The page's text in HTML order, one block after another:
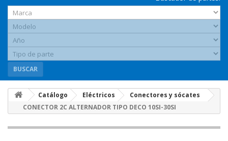
BUSCAR
Catálogo Eléctricos
Conectores y sócates
CONECTOR 2C ALTERNADOR TIPO DECO 10SI-30SI